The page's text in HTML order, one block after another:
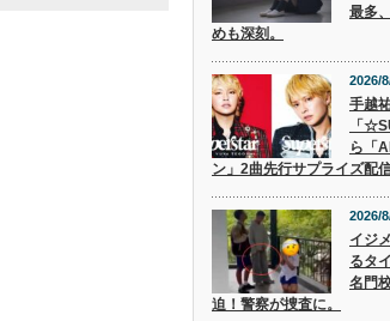
最多
めも深刻。
2026/
手越
「
ら「
ン」2曲先行サプライズ配
2026/
イジ
るタ
名門
迫！警察が捜査に。